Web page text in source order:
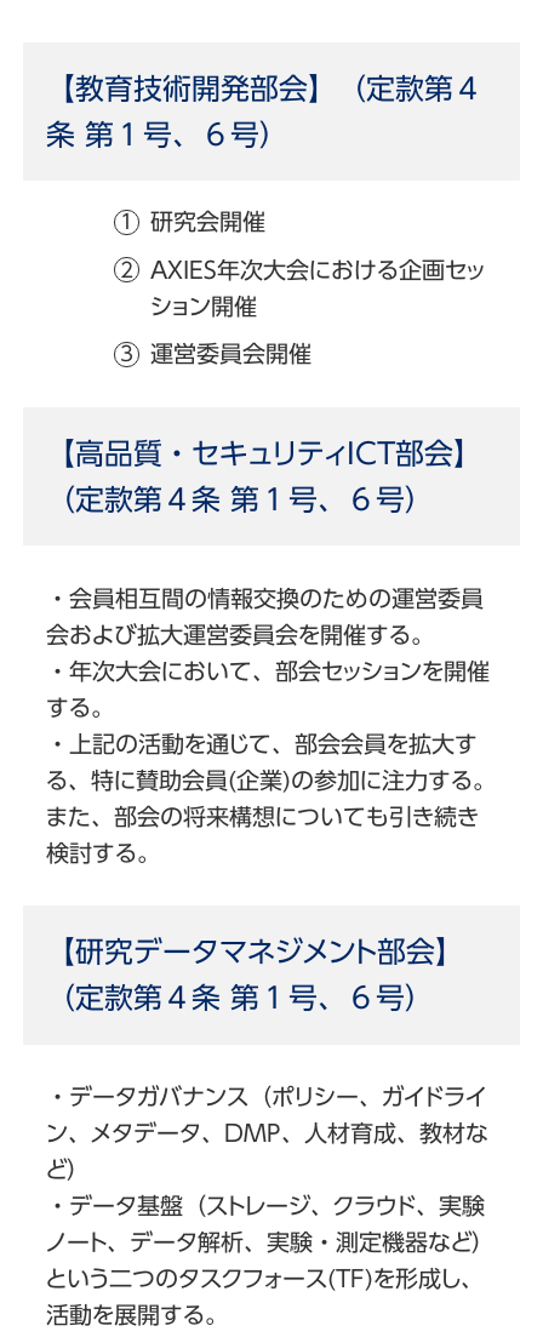
【教育技術開発部会】（定款第４
条 第１号、６号）
研究会開催
AXIES年次大会における企画セッ
ション開催
運営委員会開催
【高品質・セキュリティICT部会】
（定款第４条 第１号、６号）
・会員相互間の情報交換のための運営委員
会および拡大運営委員会を開催する。
・年次大会において、部会セッションを開催
する。
・上記の活動を通じて、部会会員を拡大す
る、特に賛助会員(企業)の参加に注力する。
また、部会の将来構想についても引き続き
検討する。
【研究データマネジメント部会】
（定款第４条 第１号、６号）
・データガバナンス（ポリシー、ガイドライ
ン、メタデータ、DMP、人材育成、教材な
ど）
・データ基盤（ストレージ、クラウド、実験
ノート、データ解析、実験・測定機器など）
という二つのタスクフォース(TF)を形成し、
活動を展開する。